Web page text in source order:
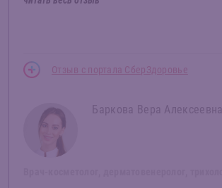
Отзыв с портала СберЗдоровье
Баркова Вера Алексеевна